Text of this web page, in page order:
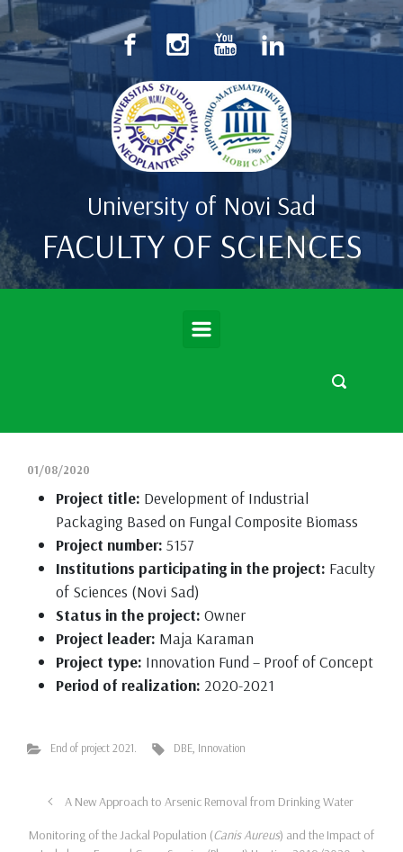
Skip to main content
University of Novi Sad
FACULTY OF SCIENCES
01/08/2020
Project title: Development of Industrial
Packaging Based on Fungal Composite Biomass
Project number: 5157
Institutions participating in the project: Faculty
of Sciences (Novi Sad)
Status in the project: Owner
Project leader: Maja Karaman
Project type: Innovation Fund – Proof of Concept
Period of realization: 2020-2021
End of project 2021. DBE Innovation
A New Approach to Arsenic Removal from Drinking Water
Monitoring of the Jackal Population (Canis Aureus) and the Impact of